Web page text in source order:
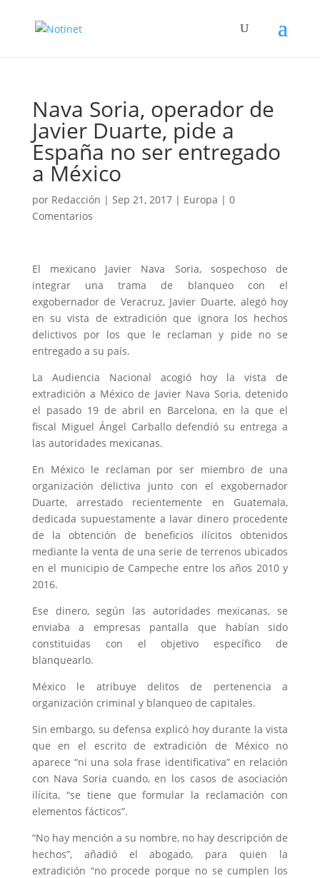
Nava Soria, operador de
Javier Duarte, pide a
España no ser entregado
a México
por Redacción | Sep 21, 2017| Europa | 0
Comentarios
El mexicano Javier Nava Soria, sospechoso de
integrar una trama de blanqueo con el
exgobernador de Veracruz, Javier Duarte, alegó hoy
en su vista de extradición que ignora los hechos
delictivos por los que le reclaman y pide no se
entregado a su país.
La Audiencia Nacional acogió hoy la vista de
extradición a México de Javier Nava Soria, detenido
el pasado 19 de abril en Barcelona, en la que el
fiscal Miguel Ángel Carballo defendió su entrega a
las autoridades mexicanas.
En México le reclaman por ser miembro de una
organización delictiva junto con el exgobernador
Duarte, arrestado recientemente en Guatemala,
dedicada supuestamente a lavar dinero procedente
de la obtención de beneficios ilícitos obtenidos
mediante la venta de una serie de terrenos ubicados
en el municipio de Campeche entre los años 2010 y
2016.
Ese dinero, según las autoridades mexicanas, se
enviaba a empresas pantalla que habían sido
constituidas con el objetivo específico de
blanquearlo.
México le atribuye delitos de pertenencia a
organización criminal y blanqueo de capitales.
Sin embargo, su defensa explicó hoy durante la vista
que en el escrito de extradición de México no
aparece “ni una sola frase identificativa” en relación
con Nava Soria cuando, en los casos de asociación
ilícita, “se tiene que formular la reclamación con
elementos fácticos”.
“No hay mención a su nombre, no hay descripción de
hechos”, añadió el abogado, para quien la
extradición “no procede porque no se cumplen los